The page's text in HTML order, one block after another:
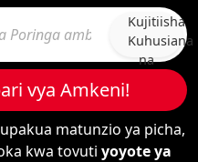
Kujitiisha
Kuhusiana
na
Wengine
vya Amkeni!
matunzio ya picha,
kwa tovuti yoyote ya